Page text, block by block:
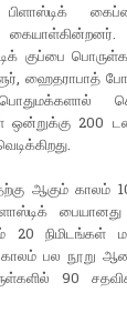
குப்பை
ஹைதராபாத்
ஒன்றுக்கு
ஆகும் காலம்
பையானது
20
பல நூறு
90